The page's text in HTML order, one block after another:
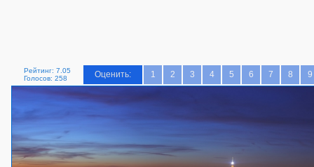
Рейтинг: 7.05
Голосов: 258
Оценить: 1 2 3 4 5 6 7 8 9